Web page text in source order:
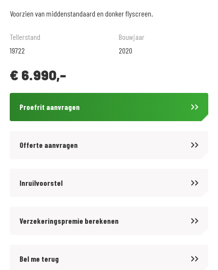
Voorzien van middenstandaard en donker flyscreen.
Tellerstand
19722
Bouwjaar
2020
€ 6.990,-
Proefrit aanvragen
Offerte aanvragen
Inruilvoorstel
Verzekeringspremie berekenen
Bel me terug